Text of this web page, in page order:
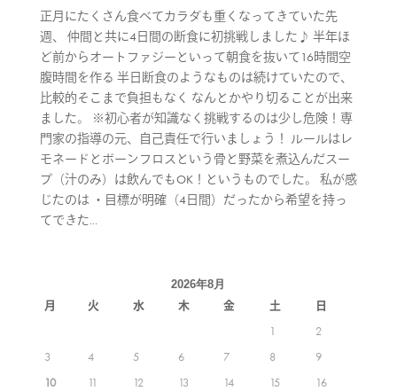
正月にたくさん食べてカラダも重くなってきていた先
週、 仲間と共に4日間の断食に初挑戦しました♪ 半年ほ
ど前からオートファジーといって朝食を抜いて16時間空
腹時間を作る 半日断食のようなものは続けていたので、
比較的そこまで負担もなく なんとかやり切ることが出来
ました。 ※初心者が知識なく挑戦するのは少し危険！専
門家の指導の元、自己責任で行いましょう！ ルールはレ
モネードとボーンフロスという骨と野菜を煮込んだスー
プ（汁のみ）は飲んでもOK！というものでした。 私が感
じたのは ・目標が明確（4日間）だったから希望を持っ
てできた...
2026年8月
月 火 水 木 金 土
日
1
2
3
4 5 6 7 8
9
10
11 12 13 14 15
16